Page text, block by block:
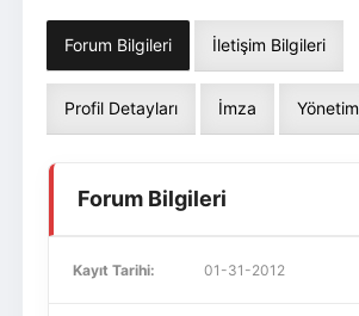
Forum Bilgileri İletişim Bilgileri
Profil Detayları İmza Yönetim
Forum Bilgileri
Kayıt Tarihi: 01-31-2012